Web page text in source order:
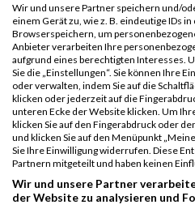
Wir und unsere Partner speichern und/
einem Gerät zu, wie z. B. eindeutige IDs
Browserspeichern, um
Anbieter verarbeiten Ihre
aufgrund eines berechtigten Interesses.
Sie die „Einstellungen“. Sie können Ihre
oder verwalten, indem Sie auf die
klicken oder jederzeit auf die
unteren Ecke der Website klicken. Um
klicken Sie auf den Fingerabdruck oder
und klicken Sie auf den Menüpunkt
Sie Ihre Einwilligung widerrufen. Diese
Partnern mitgeteilt und haben keinen
Wir und unsere Partner
der Website zu analysieren und